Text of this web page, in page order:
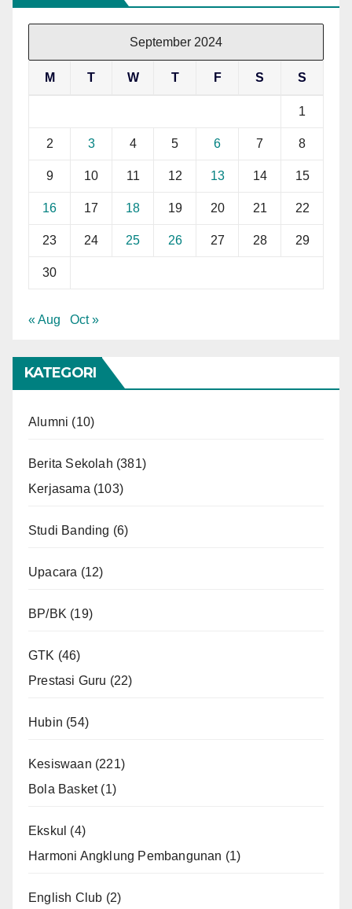
September 2024
M T W T F S S
1
2 3 4 5 6 7 8
9 10 11 12 13 14 15
16 17 18 19 20 21 22
23 24 25 26 27 28 29
30
« Aug Oct »
KATEGORI
Alumni (10)
Berita Sekolah (381)
Kerjasama (103)
Studi Banding (6)
Upacara (12)
BP/BK (19)
GTK (46)
Prestasi Guru (22)
Hubin (54)
Kesiswaan (221)
Bola Basket(1)
Ekskul (4)
Harmoni Angklung Pembangunan (1)
English Club (2)